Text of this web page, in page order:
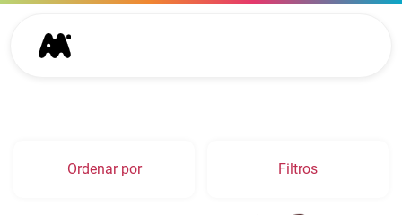
Ordenar por Filtros